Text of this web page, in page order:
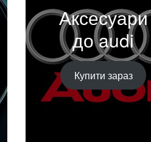
Аксесуари
до audi
Купити зараз